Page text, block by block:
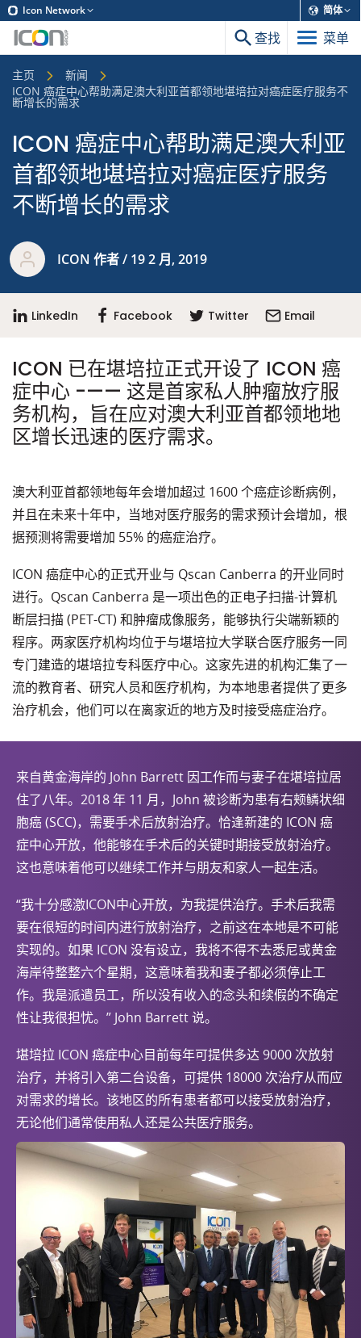
Icon Network 简体
查找 菜单
主页
新闻
ICON 癌症中心帮助满足澳大利亚首都领地堪培拉对癌症医疗服务不
断增长的需求
ICON 癌症中心帮助满足澳大利亚
首都领地堪培拉对癌症医疗服务
不断增长的需求
ICON 作者 / 19 2 月, 2019
LinkedIn Facebook Twitter Email
ICON 已在堪培拉正式开设了 ICON 癌
症中心 -—— 这是首家私人肿瘤放疗服
务机构，旨在应对澳大利亚首都领地地
区增长迅速的医疗需求。
澳大利亚首都领地每年会增加超过 1600 个癌症诊断病例，
并且在未来十年中，当地对医疗服务的需求预计会增加，根
据预测将需要增加 55% 的癌症治疗。
ICON 癌症中心的正式开业与 Qscan Canberra 的开业同时
进行。Qscan Canberra 是一项出色的正电子扫描-计算机
断层扫描 (PET-CT) 和肿瘤成像服务，能够执行尖端新颖的
程序。两家医疗机构均位于与堪培拉大学联合医疗服务一同
专门建造的堪培拉专科医疗中心。这家先进的机构汇集了一
流的教育者、研究人员和医疗机构，为本地患者提供了更多
治疗机会，他们可以在离家近的地方及时接受癌症治疗。
来自黄金海岸的 John Barrett 因工作而与妻子在堪培拉居
住了八年。2018 年 11 月，John 被诊断为患有右颊鳞状细
胞癌 (SCC)，需要手术后放射治疗。恰逢新建的 ICON 癌
症中心开放，他能够在手术后的关键时期接受放射治疗。
这也意味着他可以继续工作并与朋友和家人一起生活。
“我十分感激ICON中心开放，为我提供治疗。手术后我需
要在很短的时间内进行放射治疗，之前这在本地是不可能
实现的。如果 ICON 没有设立，我将不得不去悉尼或黄金
海岸待整整六个星期，这意味着我和妻子都必须停止工
作。我是派遣员工，所以没有收入的念头和续假的不确定
性让我很担忧。” John Barrett 说。
堪培拉 ICON 癌症中心目前每年可提供多达 9000 次放射
治疗，并将引入第二台设备，可提供 18000 次治疗从而应
对需求的增长。该地区的所有患者都可以接受放射治疗，
无论他们通常使用私人还是公共医疗服务。